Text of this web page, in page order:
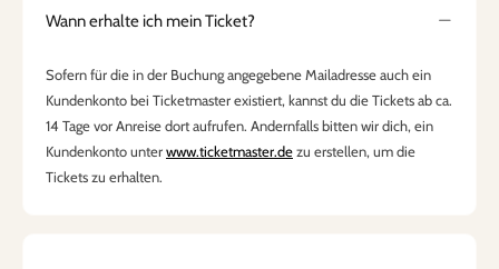
Wann erhalte ich mein Ticket?
Sofern für die in der Buchung angegebene Mailadresse auch ein
Kundenkonto bei Ticketmaster existiert, kannst du die Tickets ab ca.
14 Tage vor Anreise dort aufrufen. Andernfalls bitten wir dich, ein
Kundenkonto unterwww.ticketmaster.dezu erstellen, um die
Tickets zu erhalten.